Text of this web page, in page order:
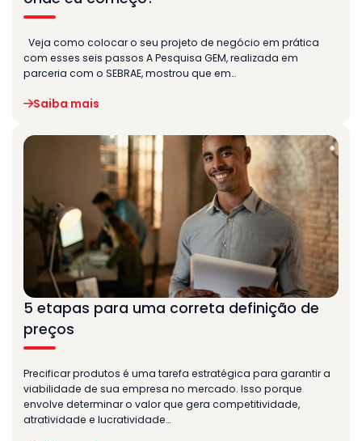
Veja como colocar o seu projeto de negócio em prática
com esses seis passos A Pesquisa GEM, realizada em
parceria com o SEBRAE, mostrou que em…
Saiba mais
5 etapas para uma correta definição de
preços
Precificar produtos é uma tarefa estratégica para garantir a
viabilidade de sua empresa no mercado. Isso porque
envolve determinar o valor que gera competitividade,
atratividade e lucratividade…